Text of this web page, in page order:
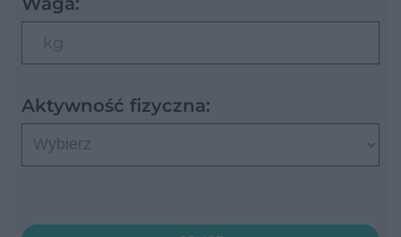
kg
Aktywność fizyczna: